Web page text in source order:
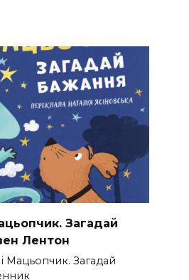
Загадай
Лентон
Мацьопчик. Загадай